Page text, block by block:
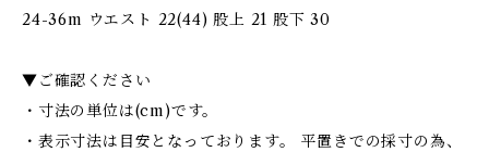
24-36m ウエスト 22(44) 股上 21 股下 30
▼ご確認ください
・寸法の単位は(cm)です。
・表示寸法は目安となっております。 平置きでの採寸の為、